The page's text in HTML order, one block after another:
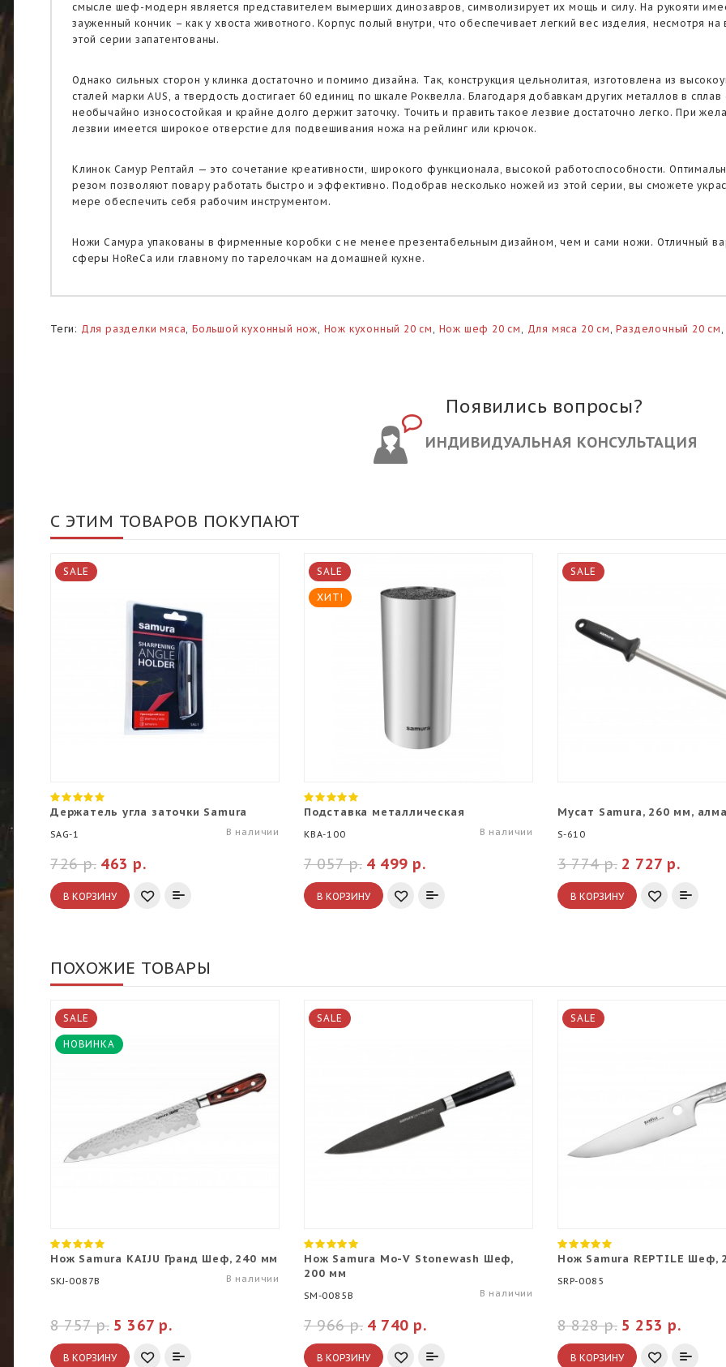
смысле шеф-модерн является представителем вымерших динозавров, символизирует их мощь и силу. На рукояти
зауженный кончик – как у хвоста животного. Корпус полый внутри, что обеспечивает легкий вес изделия, несмотря
этой серии запатентованы.
Однако сильных сторон у клинка достаточно и помимо дизайна. Так, конструкция цельнолитая, изготовлена из
сталей марки AUS, а твердость достигает 60 единиц по шкале Роквелла. Благодаря добавкам других металлов в
необычайно износостойкая и крайне долго держит заточку. Точить и править такое лезвие достаточно легко. При
лезвии имеется широкое отверстие для подвешивания ножа на рейлинг или крючок.
Клинок Самур Рептайл — это сочетание креативности, широкого функционала, высокой работоспособности.
резом позволяют повару работать быстро и эффективно. Подобрав несколько ножей из этой серии, вы сможете
мере обеспечить себя рабочим инструментом.
Ножи Самура упакованы в фирменные коробки с не менее презентабельным дизайном, чем и сами ножи. Отличный
сферы HoReCa или главному по тарелочкам на домашней кухне.
Теги: Для разделки мяса,Большой кухонный нож, Нож кухонный 20 см , Нож шеф 20 см , Для мяса 20 см ,Разделочный 20 см ,
Появились вопросы?
ИНДИВИДУАЛЬНАЯ КОНСУЛЬТАЦИЯ
С ЭТИМ ТОВАРОВ ПОКУПАЮТ
SALE
Держатель угла заточки Samura
SAG-1 В наличии
463 р.
726 р.
В КОРЗИНУ
SALE
ХИТ!
Подставка металлическая
KBA-100 В наличии
4 499 р.
7 057 р.
В КОРЗИНУ
SALE
Мусат Samura, 260 мм,
S-610
2 727 р.
3 774 р.
В КОРЗИНУ
ПОХОЖИЕ ТОВАРЫ
SALE
НОВИНКА
Нож Samura KAIJU Гранд Шеф, 240 мм
SKJ-0087B В наличии
5 367 р.
8 757 р.
В КОРЗИНУ
SALE
Нож Samura Mo-V Stonewash Шеф,
200 мм
SM-0085B В наличии
4 740 р.
7 966 р.
В КОРЗИНУ
SALE
Нож Samura REPTILE Шеф,
SRP-0085
5 253 р.
8 828 р.
В КОРЗИНУ